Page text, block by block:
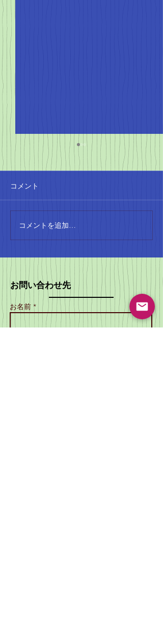
4月の陸上シーズンがや
ってきた！
4月に入ると、本格的な陸上
のシーズンが始まります。
SCATTOの会員は、小学生か
ら大人まで、さまざまな階級
が楽しみですね。 小学生の記
録会の成果 小学生の記録会で
は、コンバインド
A（80mH、走高跳）で1位、
コンバインドBで2位を獲得し
ました！素晴らしい成果です
コメント
コメントを追加…
お問い合わせ先
お名前 *